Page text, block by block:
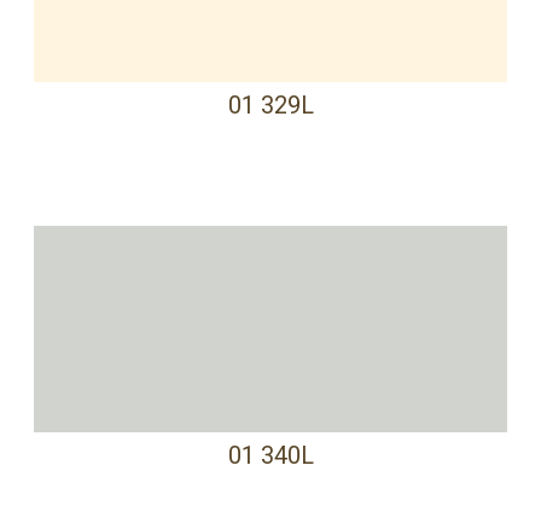
01 329L
01 340L